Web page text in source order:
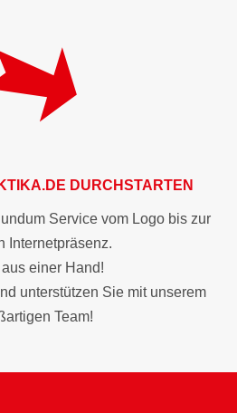
DURCHSTARTEN
Service vom Logo bis zur
Internetpräsenz.
einer Hand!
unterstützen Sie mit unserem
Team!